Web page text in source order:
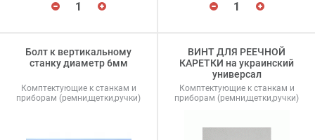
Болт к вертикальному
станку диаметр 6мм
Комптектующие к станкам и
приборам (ремни,щетки,ручки)
ВИНТ ДЛЯ РЕЕЧНОЙ
КАРЕТКИ на украинский
универсал
Комптектующие к станкам и
приборам (ремни,щетки,ручки)